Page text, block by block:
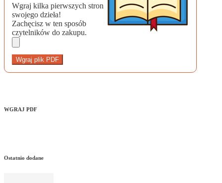
Wgraj kilka pierwszych stron
swojego dzieła!
Zachęcisz w ten sposób
czytelników do zakupu.
Wgraj plik PDF
WGRAJ PDF
Ostatnio dodane